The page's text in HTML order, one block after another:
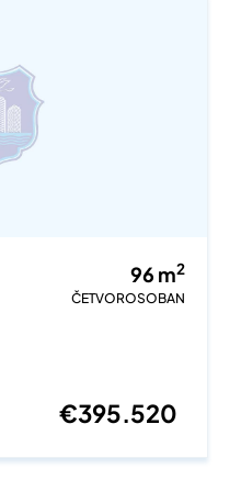
96 m2
ČETVOROSOBAN
€395.520